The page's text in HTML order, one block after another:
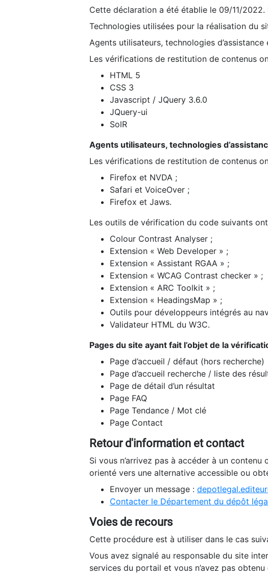
Cette déclaration a été établie le 09/11/
Technologies utilisées pour la réalisation du
Agents utilisateurs, technologies
Les vérifications de restitution de contenus
HTML 5
CSS 3
Javascript / JQuery 3.6.0
JQuery-ui
SolR
Agents utilisateurs, technologies
Les vérifications de restitution de contenus
Firefox et NVDA ;
Safari et VoiceOver ;
Firefox et Jaws.
Les outils de vérification du code suivants
Colour Contrast Analyser ;
Extension « Web Developer » ;
Extension « Assistant RGAA » ;
Extension « WCAG Contrast checker » ;
Extension « ARC Toolkit » ;
Extension « HeadingsMap » ;
Outils pour développeurs intégrés au
Validateur HTML du W3C.
Pages du site ayant fait l’objet de la
Page d’accueil / défaut (hors recherche)
Page d’accueil recherche / liste des
Page de détail d’un résultat
Page FAQ
Page Tendance / Mot clé
Page Contact
Retour d'information et contact
Si vous n’arrivez pas à accéder à un
orienté vers une alternative accessible ou
Envoyer un message :
Contacter le Département du dépôt
Voies de recours
Cette procédure est à utiliser dans le cas
Vous avez signalé au responsable du site
services du portail et vous n’avez pas